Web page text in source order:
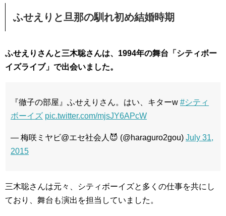
ふせえりと旦那の馴れ初め結婚時期
ふせえりさんと三木聡さんは、1994年の舞台「シティボー
イズライブ」で出会いました。
『徹子の部屋』ふせえりさん。はい、キターw #シティ
ボーイズ pic.twitter.com/mjsJY6APcW
— 梅咲ミヤビ@エセ社会人😈 (@haraguro2gou) July 31,
2015
三木聡さんは元々、シティボーイズと多くの仕事を共にし
ており、舞台も演出を担当していました。